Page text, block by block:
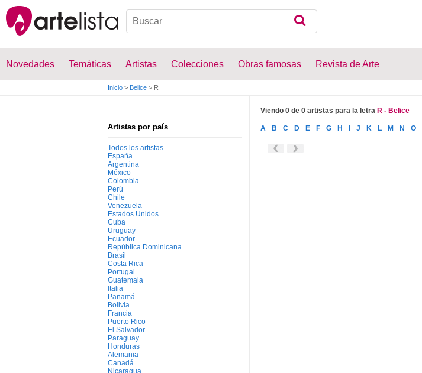
Novedades Temáticas Artistas Colecciones Obras famosas Revista de Arte
Inicio > Belice > R
Artistas por país
Todos los artistas
España
Argentina
México
Colombia
Perú
Chile
Venezuela
Estados Unidos
Cuba
Uruguay
Ecuador
República Dominicana
Brasil
Costa Rica
Portugal
Guatemala
Italia
Panamá
Bolivia
Francia
Puerto Rico
El Salvador
Paraguay
Honduras
Alemania
Canadá
Nicaragua
Viendo 0 de 0 artistas para la letra R - Belice
A B C D E F G H J K L M N O